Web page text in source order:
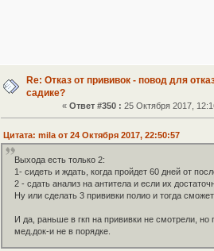
Re: Отказ от прививок - повод для
садике?
«Ответ #350 : 25 Октября 2017,
Цитата: mila от 24 Октября 2017, 22:50:57
Выхода есть только 2:
1- сидеть и ждать, когда пройдет 60 дней от
2 - сдать анализ на антитела и если их
Ну или сделать 3 прививки полио и тогда
И да, раньше в гкп на прививки не смотрели, но
мед.док-и не в порядке.